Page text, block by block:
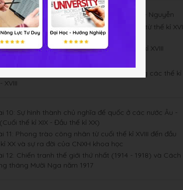
5: Cuộc xung đột Nam - Bắc triều và Trịnh - Nguyễn
6: Công cuộc khai phá vùng đất phía nam từ thế kỉ XVI
kỉ XVIII
7: Khởi nghĩa nông dân ở Đàng Ngoài thế kỉ XVIII
9: Tình hình kinh tế, văn hoá, tôn giáo trong các thế kỉ
XVIII
10: Sự hình thành chủ nghĩa đế quốc ở các nước Âu -
thế kỉ XIX - Đầu thế kỉ XX)
11: Phong trào công nhân từ cuối thế kỉ XVIII đến đầu
XX và sự ra đời của CNXH khoa học
12: Chiến tranh thế giới thứ nhất (1914 - 1918) và Cách
tháng Mười Nga năm 1917